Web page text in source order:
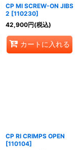
CP MI SCREW-ON JIBS
2 [110230]
42,900円(税込)
カートに入れる
CP RI CRIMPS OPEN
[110104]